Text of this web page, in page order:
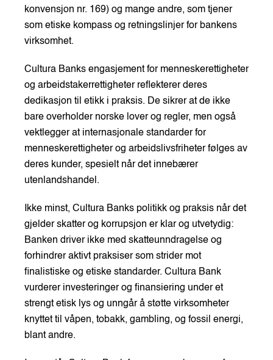
konvensjon nr. 169) og mange andre, som tjener
som etiske kompass og retningslinjer for bankens
virksomhet.
Cultura Banks engasjement for menneskerettigheter
og arbeidstakerrettigheter reflekterer deres
dedikasjon til etikk i praksis. De sikrer at de ikke
bare overholder norske lover og regler, men også
vektlegger at internasjonale standarder for
menneskerettigheter og arbeidslivsfriheter følges av
deres kunder, spesielt når det innebærer
utenlandshandel.
Ikke minst, Cultura Banks politikk og praksis når det
gjelder skatter og korrupsjon er klar og utvetydig:
Banken driver ikke med skatteunndragelse og
forhindrer aktivt praksiser som strider mot
finalistiske og etiske standarder. Cultura Bank
vurderer investeringer og finansiering under et
strengt etisk lys og unngår å støtte virksomheter
knyttet til våpen, tobakk, gambling, og fossil energi,
blant andre.